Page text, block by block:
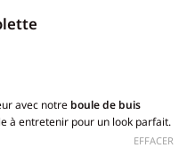
EFFACER
avec notre boule de buis
à entretenir pour un look parfait.